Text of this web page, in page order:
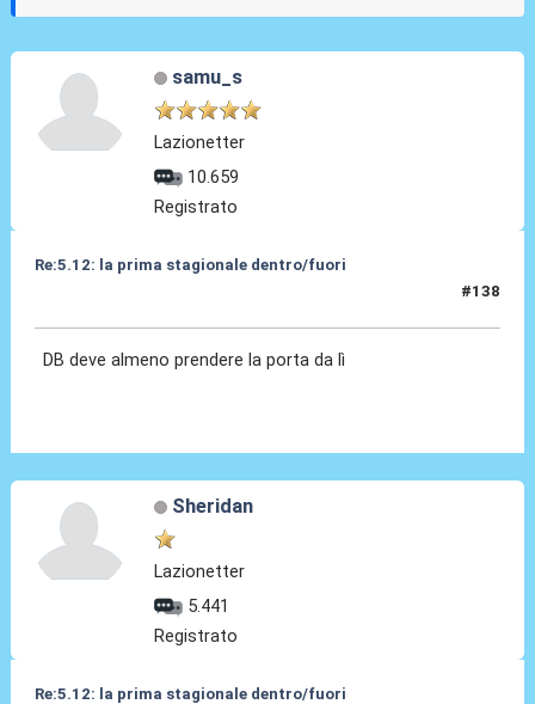
samu_s
Lazionetter
10.659
Registrato
Re:5.12: la prima stagionale dentro/fuori
#138
DB deve almeno prendere la porta da lì
Sheridan
Lazionetter
5.441
Registrato
Re:5.12: la prima stagionale dentro/fuori